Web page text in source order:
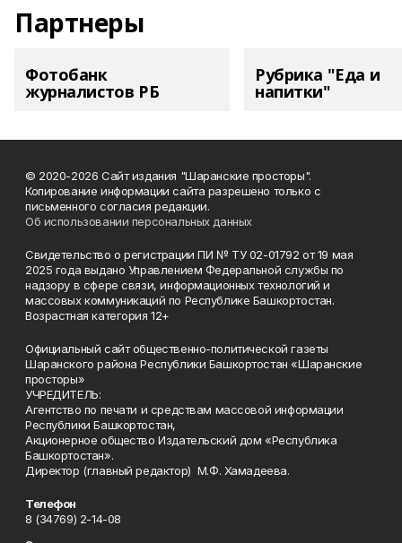
Партнеры
Фотобанк
журналистов РБ
Рубрика "Еда и
напитки"
© 2020-2026 Сайт издания "Шаранские просторы".
Копирование информации сайта разрешено только с
письменного согласия редакции.
Об использовании персональных данных
Свидетельство о регистрации ПИ № ТУ 02-01792 от 19 мая
2025 года выдано Управлением Федеральной службы по
надзору в сфере связи, информационных технологий и
массовых коммуникаций по Республике Башкортостан.
Возрастная категория 12+
Официальный сайт общественно-политической газеты
Шаранского района Республики Башкортостан «Шаранские
просторы»
УЧРЕДИТЕЛЬ:
Агентство по печати и средствам массовой информации
Республики Башкортостан,
Акционерное общество Издательский дом «Республика
Башкортостан».
Директор (главный редактор) М.Ф. Хамадеева.
Телефон
8 (34769) 2-14-08